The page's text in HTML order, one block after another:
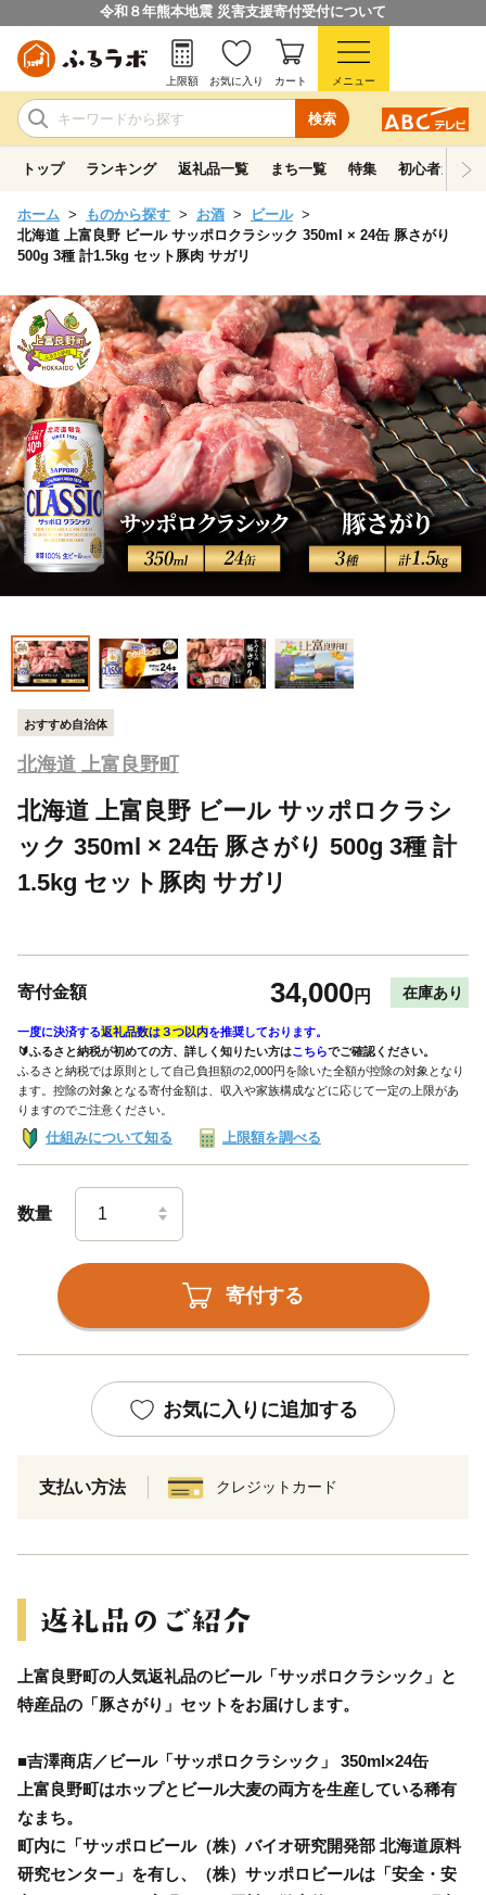
令和８年熊本地震 災害支援寄付受付について
検索
上限額 お気に入り カート メニュー
トップ ランキング 返礼品一覧 まち一覧 特集 初心者ガイド
ホーム ものから探す お酒
ビール
北海道 上富良野 ビール サッポロクラシック 350ml × 24缶 豚さがり
500g 3種 計1.5kg セット豚肉 サガリ
おすすめ自治体
北海道 上富良野町
北海道 上富良野 ビール サッポロクラシ
ック 350ml × 24缶 豚さがり 500g 3種 計
1.5kg セット豚肉 サガリ
寄付金額 34,000円 在庫あり
一度に決済する返礼品数は３つ以内を推奨しております。
🔰ふるさと納税が初めての方、詳しく知りたい方はこちらでご確認ください。
ふるさと納税では原則として自己負担額の2,000円を除いた全額が控除の対象となり
ます。控除の対象となる寄付金額は、収入や家族構成などに応じて一定の上限があ
りますのでご注意ください。
仕組みについて知る 上限額を調べる
数量
寄付する
お気に入りに追加する
支払い方法 クレジットカード
上富良野町の人気返礼品のビール「サッポロクラシック」と
特産品の「豚さがり」セットをお届けします。
■吉澤商店／ビール「サッポロクラシック」 350ml×24缶
上富良野町はホップとビール大麦の両方を生産している稀有
なまち。
町内に「サッポロビール（株）バイオ研究開発部 北海道原料
研究センター」を有し、（株）サッポロビールは「安全・安